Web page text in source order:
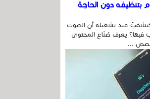
بتنظيفه دون الحاجة
عند تشغيله أن الصوت
يعرف صُنّاع المحتوى
...